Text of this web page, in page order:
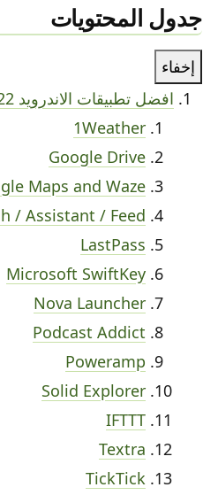
جدول المحتويات
إخفاء
افضل تطبيقات الاندرويد 2022
1Weather
Google Drive
Maps and Waze
/ Assistant / Feed
LastPass
Microsoft SwiftKey
Nova Launcher
Podcast Addict
Poweramp
Solid Explorer
IFTTT
Textra
TickTick